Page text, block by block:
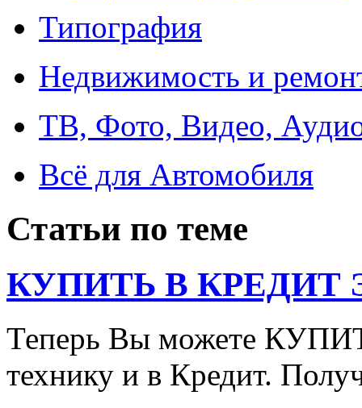
Типография
Недвижимость и
ТВ, Фото, Видео,
Всё для Автомобиля
Статьи по теме
КУПИТЬ В КРЕДИТ
Теперь Вы можете
технику и в Кредит.